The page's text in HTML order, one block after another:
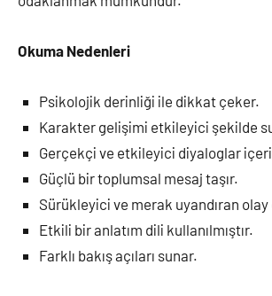
Okuma Nedenleri
Psikolojik derinliği ile dikkat çeker.
Karakter gelişimi etkileyici şekilde
Gerçekçi ve etkileyici diyaloglar
Güçlü bir toplumsal mesaj taşır.
Sürükleyici ve merak uyandıran
Etkili bir anlatım dili kullanılmıştır.
Farklı bakış açıları sunar.